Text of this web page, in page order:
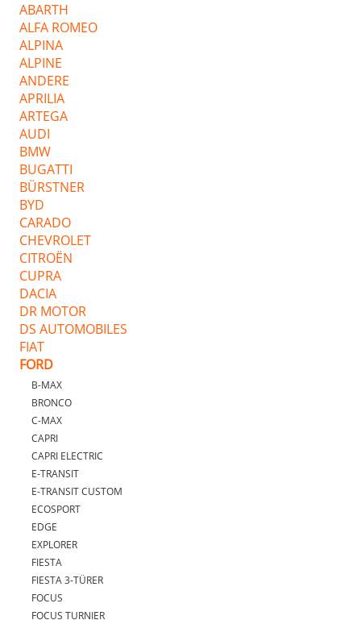
ABARTH
ALFA ROMEO
ALPINA
ALPINE
ANDERE
APRILIA
ARTEGA
AUDI
BMW
BUGATTI
BÜRSTNER
BYD
CARADO
CHEVROLET
CITROËN
CUPRA
DACIA
DR MOTOR
DS AUTOMOBILES
FIAT
FORD
B-MAX
BRONCO
C-MAX
CAPRI
CAPRI ELECTRIC
E-TRANSIT
E-TRANSIT CUSTOM
ECOSPORT
EDGE
EXPLORER
FIESTA
FIESTA 3-TÜRER
FOCUS
FOCUS TURNIER